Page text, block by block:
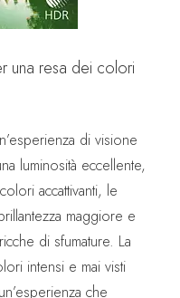
una resa dei colori
di visione
luminosità eccellente,
accattivanti, le
maggiore e
di sfumature. La
intensi e mai visti
che